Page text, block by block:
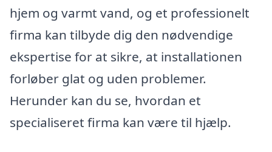
hjem og varmt vand, og et professionelt
firma kan tilbyde dig den nødvendige
ekspertise for at sikre, at installationen
forløber glat og uden problemer.
Herunder kan du se, hvordan et
specialiseret firma kan være til hjælp.